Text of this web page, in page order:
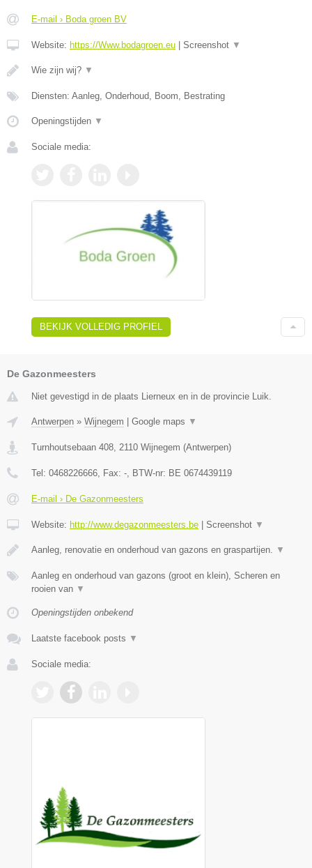
E-mail › Boda groen BV
Website: https://Www.bodagroen.eu Screenshot ▼
Wie zijn wij? ▼
Diensten: Aanleg, Onderhoud, Boom, Bestrating
Openingstijden ▼
Sociale media:
BEKIJK VOLLEDIG PROFIEL
De Gazonmeesters
Niet gevestigd in de plaats Lierneux en in de provincie Luik.
Antwerpen » Wijnegem Google maps ▼
Turnhoutsebaan 408, 2110 Wijnegem (Antwerpen)
Tel: 0468226666, Fax: -, BTW-nr: BE 0674439119
E-mail › De Gazonmeesters
Website: http://www.degazonmeesters.be Screenshot ▼
Aanleg, renovatie en onderhoud van gazons en graspartijen. ▼
Aanleg en onderhoud van gazons (groot en klein), Scheren en
rooien van ▼
Openingstijden onbekend
Laatste facebook posts ▼
Sociale media: